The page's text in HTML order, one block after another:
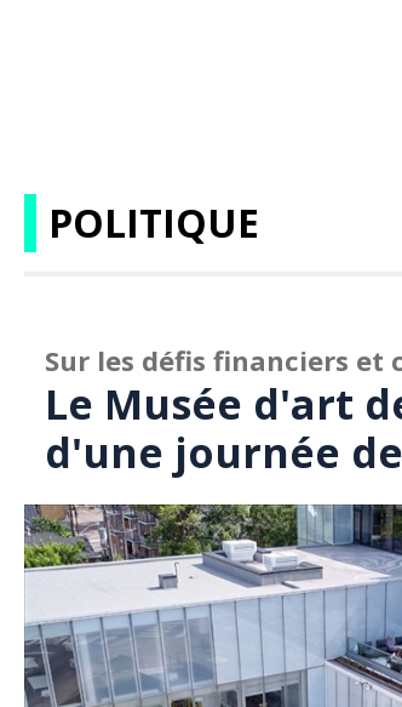
POLITIQUE
Sur les défis financiers et
Le Musée d'art
d'une journée